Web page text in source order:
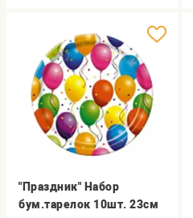
"Праздник" Набор
бум.тарелок 10шт. 23см